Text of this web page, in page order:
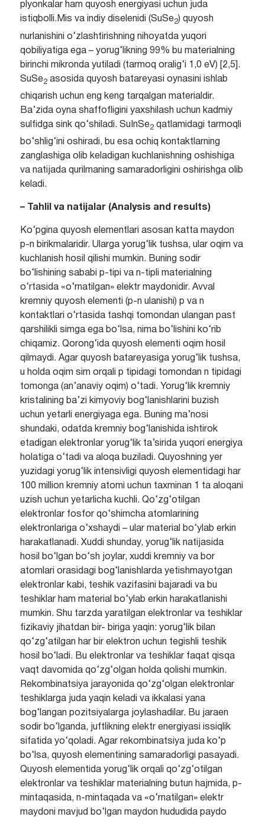
plyonkalar ham quyosh energiyasi uchun juda
istiqbolli.Mis va indiy diselenidi (SuSe2) quyosh
nurlanishini o‘zlashtirishning nihoyatda yuqori
qobiliyatiga ega – yorug‘likning 99% bu materialning
birinchi mikronda yutiladi (tarmoq oralig‘i 1,0 eV) [2,5].
SuSe2asosida quyosh batareyasi oynasini ishlab
chiqarish uchun eng keng tarqalgan materialdir.
Ba’zida oyna shaffofligini yaxshilash uchun kadmiy
sulfidga sink qo‘shiladi. SuInSe2qatlamidagi tarmoqli
bo‘shlig‘ini oshiradi, bu esa ochiq kontaktlarning
zanglashiga olib keladigan kuchlanishning oshishiga
va natijada qurilmaning samaradorligini oshirishga olib
keladi.
– Tahlil va natijalar (Analysis and results)
Ko‘pgina quyosh elementlari asosan katta maydon
p-n birikmalaridir. Ularga yorug‘lik tushsa, ular oqim va
kuchlanish hosil qilishi mumkin. Buning sodir
bo‘lishining sababi p-tipi va n-tipli materialning
o‘rtasida «o‘rnatilgan» elektr maydonidir. Avval
kremniy quyosh elementi (p-n ulanishi) p va n
kontaktlari o‘rtasida tashqi tomondan ulangan past
qarshilikli simga ega bo‘lsa, nima bo‘lishini ko‘rib
chiqamiz. Qorong‘ida quyosh elementi oqim hosil
qilmaydi. Agar quyosh batareyasiga yorug‘lik tushsa,
u holda oqim sim orqali p tipidagi tomondan n tipidagi
tomonga (an’anaviy oqim) o‘tadi. Yorug‘lik kremniy
kristalining ba’zi kimyoviy bog‘lanishlarini buzish
uchun yetarli energiyaga ega. Buning ma’nosi
shundaki, odatda kremniy bog‘lanishida ishtirok
etadigan elektronlar yorug‘lik ta’sirida yuqori energiya
holatiga o‘tadi va aloqa buziladi. Quyoshning yer
yuzidagi yorug‘lik intensivligi quyosh elementidagi har
100 million kremniy atomi uchun taxminan 1 ta aloqani
uzish uchun yetarlicha kuchli. Qo‘zg‘otilgan
elektronlar fosfor qo‘shimcha atomlarining
elektronlariga o‘xshaydi – ular material bo‘ylab erkin
harakatlanadi. Xuddi shunday, yorug‘lik natijasida
hosil bo‘lgan bo‘sh joylar, xuddi kremniy va bor
atomlari orasidagi bog‘lanishlarda yetishmayotgan
elektronlar kabi, teshik vazifasini bajaradi va bu
teshiklar ham material bo‘ylab erkin harakatlanishi
mumkin. Shu tarzda yaratilgan elektronlar va teshiklar
fizikaviy jihatdan bir- biriga yaqin: yorug‘lik bilan
qo‘zg‘atilgan har bir elektron uchun tegishli teshik
hosil bo‘ladi. Bu elektronlar va teshiklar faqat qisqa
vaqt davomida qo‘zg‘olgan holda qolishi mumkin.
Rekombinatsiya jarayonida qo‘zg‘olgan elektronlar
teshiklarga juda yaqin keladi va ikkalasi yana
bog‘langan pozitsiyalarga joylashadilar. Bu jaraen
sodir bo‘lganda, juftlikning elektr energiyasi issiqlik
sifatida yo‘qoladi. Agar rekombinatsiya juda ko‘p
bo‘lsa, quyosh elementining samaradorligi pasayadi.
Quyosh elementida yorug‘lik orqali qo‘zg‘otilgan
elektronlar va teshiklar materialning butun hajmida, p-
mintaqasida, n-mintaqada va «o‘rnatilgan» elektr
maydoni mavjud bo‘lgan maydon hududida paydo